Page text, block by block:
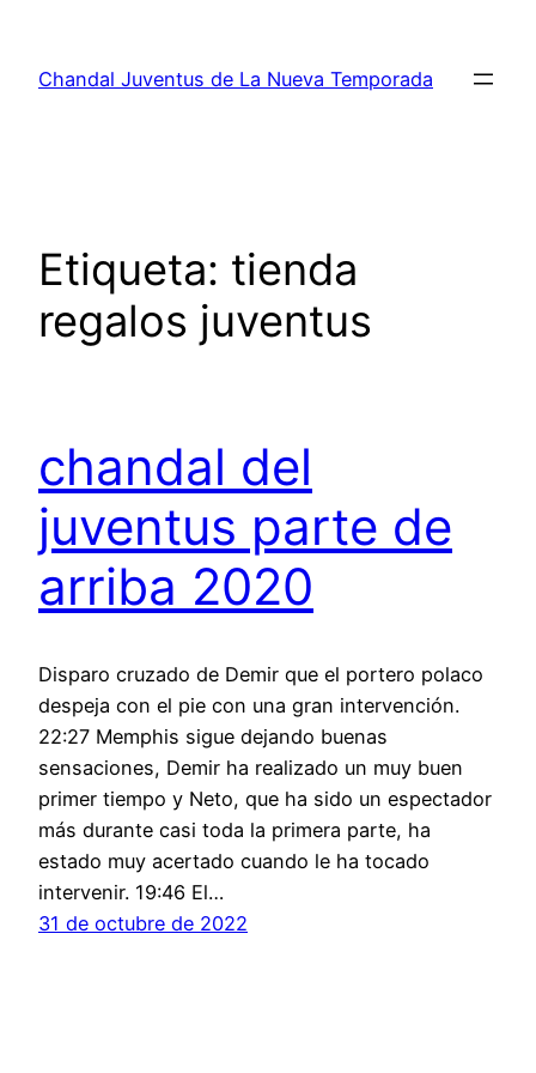
contenido
Chandal Juventus de La Nueva Temporada
Etiqueta: tienda
regalos juventus
chandal del
juventus parte de
arriba 2020
Disparo cruzado de Demir que el portero polaco
despeja con el pie con una gran intervención.
22:27 Memphis sigue dejando buenas
sensaciones, Demir ha realizado un muy buen
primer tiempo y Neto, que ha sido un espectador
más durante casi toda la primera parte, ha
estado muy acertado cuando le ha tocado
intervenir. 19:46 El…
31 de octubre de 2022